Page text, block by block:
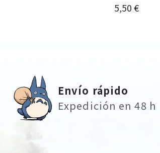
Precio
5,50 €
Envío rápido
Expedición en 48 h